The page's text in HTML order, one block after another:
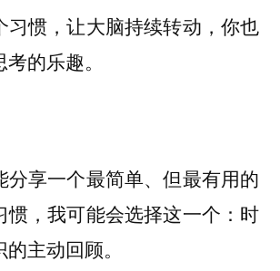
习惯，让大脑持续转动，你也
的乐趣。
分享一个最简单、但最有用的
惯，我可能会选择这一个： 时
主动回顾。